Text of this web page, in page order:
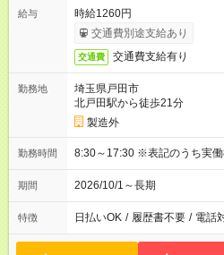
給与
時給1260円
交通費別途支給あり
交通費 交通費支給有り
勤務地
埼玉県戸田市
北戸田駅から徒歩21分
製造外
勤務時間 8:30～17:30 ※表記のう
期間 2026/10/1～長期
特徴 日払いOK / 履歴書不要 / 電話